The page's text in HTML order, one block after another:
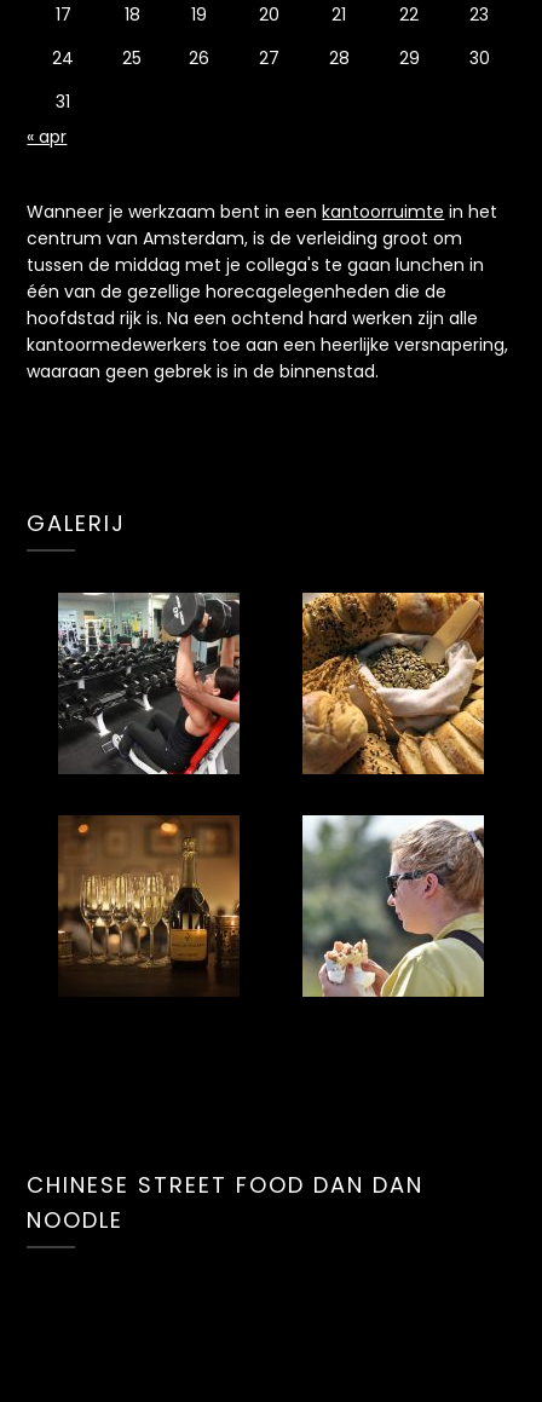
17
18 19 20 21 22
23
24
25 26 27 28 29
30
31
« apr
Wanneer je werkzaam bent in eenkantoorruimte in het
centrum van Amsterdam, is de verleiding groot om
tussen de middag met je collega's te gaan lunchen in
één van de gezellige horecagelegenheden die de
hoofdstad rijk is. Na een ochtend hard werken zijn alle
kantoormedewerkers toe aan een heerlijke versnapering,
waaraan geen gebrek is in de binnenstad.
GALERIJ
CHINESE STREET FOOD DAN DAN
NOODLE